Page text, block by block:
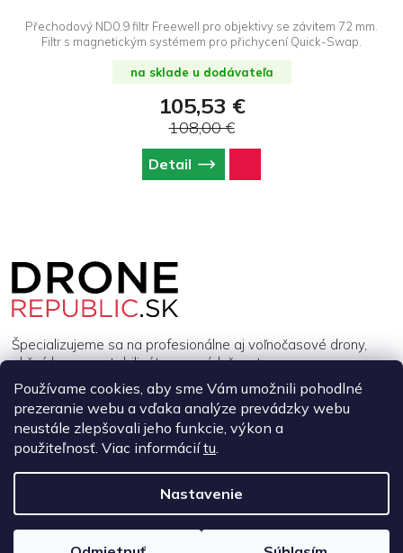
Používame cookies, aby sme Vám umožnili pohodlné
prezeranie webu a vďaka analýze prevádzky webu
neustále zlepšovali jeho funkcie, výkon a
použiteľnosť. Viac informáciítu.
Nastavenie
Přechodový ND0.9 filtr Freewell pro objektivy se závitem 72 mm.
Filtr s magnetickým systémem pro přichycení Quick-Swap.
na sklade u dodávateľa
105,53 €
108,00 €
Detail
e
Špecializujeme sa na profesionálne aj voľnočasové drony,
akčné kamery, stabilizátory a príslušenstvo.
INFORMÁCIE
Copyright 2026DroneRepublic.sk. Všetky práva vyhradené.Upraviť
nastavenie cookies